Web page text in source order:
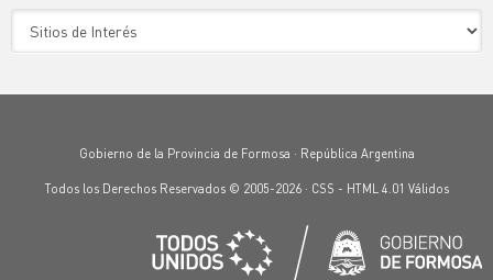
Gobierno de la Provincia de Formosa · República Argentina
Todos los Derechos Reservados © 2005-2026 · CSS - HTML 4.01 Válidos